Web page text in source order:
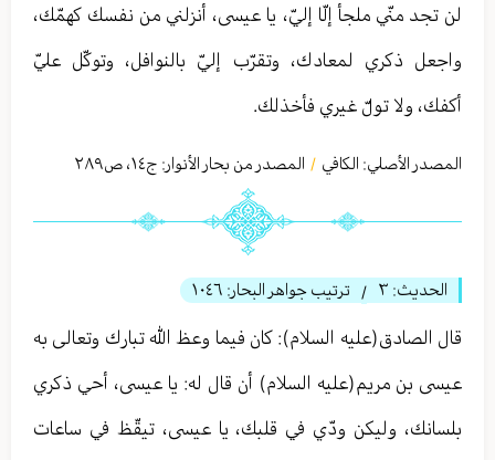
لن تجد منّي ملجأ إلّا إليّ، يا عيسى، أنزلني من نفسك كهمّك،
واجعل ذكري لمعادك، وتقرّب إليّ بالنوافل، وتوكّل عليّ
أكفك، ولا تولّ غيري فأخذلك.
المصدر الأصلي: الكافي / المصدر من بحار الأنوار: ج١٤، ص٢٨٩
الحديث: ٣ / ترتيب جواهر البحار: ١٠٤٦
قال الصادق(عليه السلام): كان فيما وعظ الله تبارك وتعالی به
عيسى بن مريم(عليه السلام) أن قال له: يا عيسى، أحي ذكري
بلسانك، وليكن ودّي في قلبك، يا عيسى، تيقّظ في ساعات